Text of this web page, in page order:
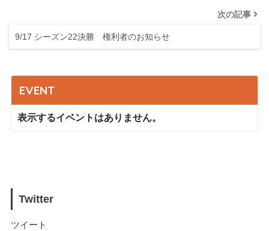
次の記事
9/17 シーズン22決勝 権利者のお知らせ
EVENT
表示するイベントはありません。
Twitter
ツイート